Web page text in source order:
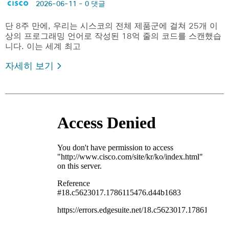
2026-06-11 - 0 댓글
단 8주 만에, 우리는 시스코의 전체 제품군에 걸쳐 25개 이
상의 프로그래밍 언어로 작성된 18억 줄의 코드를 스캔했습
니다. 이는 세계 최고
자세히 보기